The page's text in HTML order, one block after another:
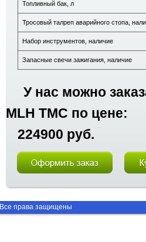
Топливный бак, л
Тросовый талреп аварийного стопа,
Набор инструментов, наличие
Запасные свечи зажигания, наличие
У нас можно
MLH TMC по цене:
224900 руб.
Все права защищены